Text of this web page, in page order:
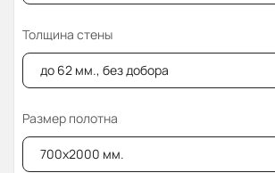
Толщина стены
до 62 мм., без добора
Размер полотна
700x2000 мм.